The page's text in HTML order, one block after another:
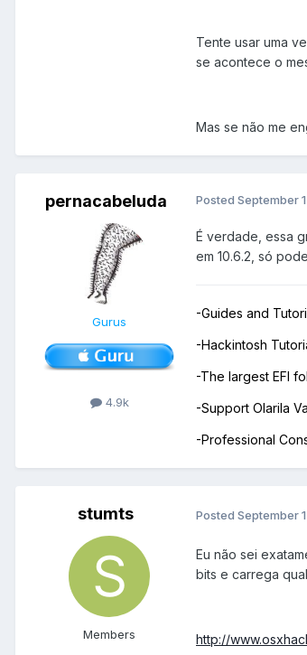
Tente usar uma
se acontece o
Mas se não me
pernacabeluda
Gurus
4.9k
Posted September
É verdade, essa
em 10.6.2, só
-Guides and
-Hackintosh
-The largest EFI
-Support Olarila
-Professional
stumts
Members
Posted September
Eu não sei
bits e carrega
http://